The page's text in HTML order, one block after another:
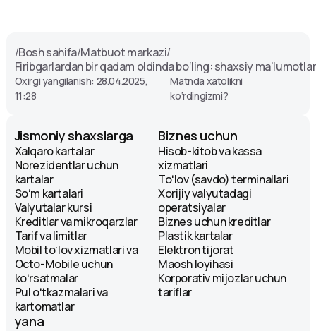
/Bosh sahifa/Matbuot markazi/
Firibgarlardan bir qadam oldinda bo‘ling: shaxsiy
Oxirgi yangilanish: 28.04.2025,
11:28
Matnda xatolikni
ko‘rdingizmi?
Jismoniy shaxslarga
Xalqaro kartalar
Norezidentlar uchun
kartalar
Soʻm kartalari
Valyutalar kursi
Kreditlar va mikroqarzlar
Tarif va limitlar
Mobil toʻlov xizmatlari va
Octo-Mobile uchun
koʻrsatmalar
Pul oʻtkazmalari va
kartomatlar
Biznes uchun
Hisob-kitob va kassa
xizmatlari
Toʻlov (savdo) terminallari
Xorijiy valyutadagi
operatsiyalar
Biznes uchun kreditlar
Plastik kartalar
Elektron tijorat
Maosh loyihasi
Korporativ mijozlar uchun
tariflar
yana